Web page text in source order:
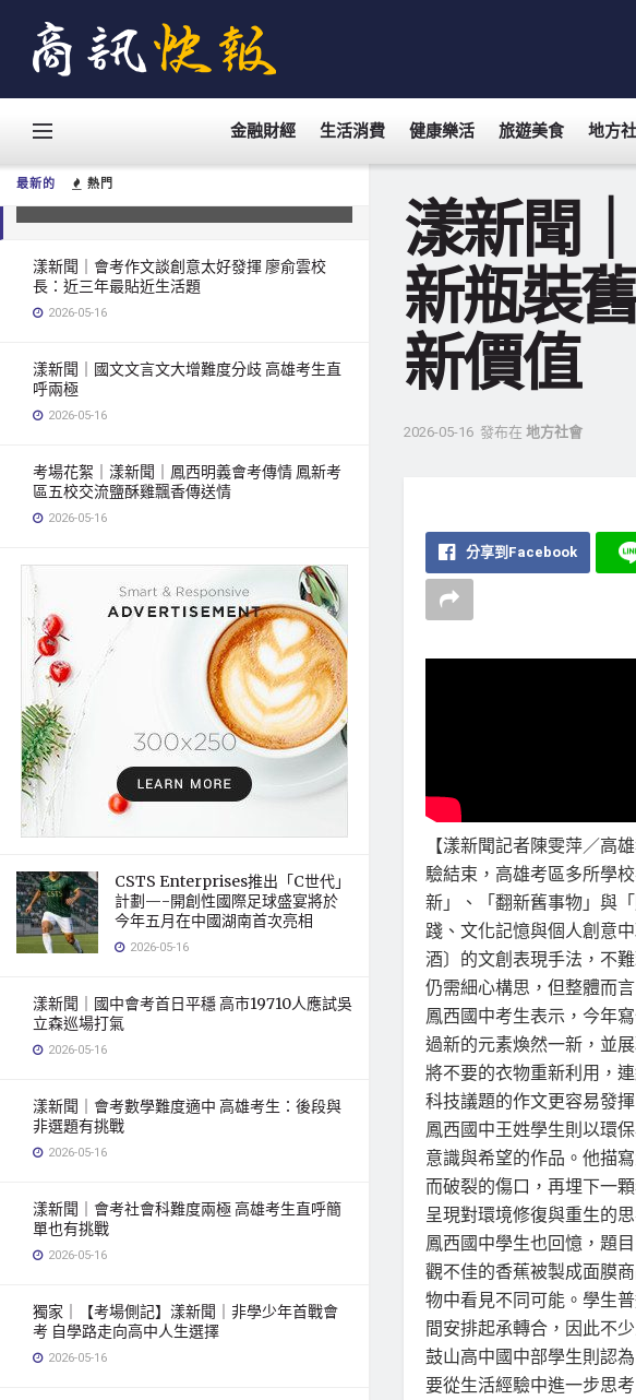
最新的 熱門
漾新聞｜會考作文創新入題 〔舊瓶新
裝新瓶裝舊酒〕高雄考生從生活巧思
寫出新價值
漾新聞｜會考作文談創意太好發揮 廖俞雲校
長：近三年最貼近生活題
2026-05-16
漾新聞｜國文文言文大增難度分歧 高雄考生直
呼兩極
2026-05-16
考場花絮｜漾新聞｜鳳西明義會考傳情 鳳新考
區五校交流鹽酥雞飄香傳送情
2026-05-16
CSTS Enterprises推出「C世代」
計劃—-開創性國際足球盛宴將於
今年五月在中國湖南首次亮相
2026-05-16
漾新聞｜國中會考首日平穩 高市19710人應試吳
立森巡場打氣
2026-05-16
漾新聞｜會考數學難度適中 高雄考生：後段與
非選題有挑戰
2026-05-16
漾新聞｜會考社會科難度兩極 高雄考生直呼簡
單也有挑戰
2026-05-16
獨家｜【考場側記】漾新聞｜非學少年首戰會
考 自學路走向高中人生選擇
2026-05-16
金融財經 生活消費 健康樂活 旅遊美食 地方
漾新聞
新瓶裝
新價值
2026-05-16 發布在 地方社會
分享到Facebook
【漾新聞記者陳雯萍／高
驗結束，高雄考區多所學
新」、「翻新舊事物」與
踐、文化記憶與個人創意
酒〕的文創表現手法，不
仍需細心構思，但整體而
鳳西國中考生表示，今年
過新的元素煥然一新，並
將不要的衣物重新利用，
科技議題的作文更容易發
鳳西國中王姓學生則以環
意識與希望的作品。他描
而破裂的傷口，再埋下一
呈現對環境修復與重生的思
鳳西國中學生也回憶，題
觀不佳的香蕉被製成面膜
物中看見不同可能。學生
間安排起承轉合，因此不
鼓山高中國中部學生則認
要從生活經驗中進一步思